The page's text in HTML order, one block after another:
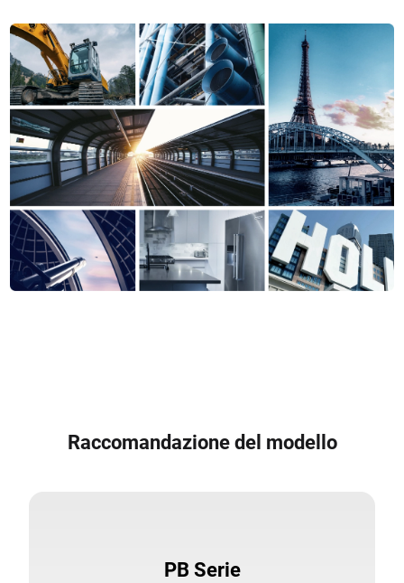
Raccomandazione del modello
PB Serie